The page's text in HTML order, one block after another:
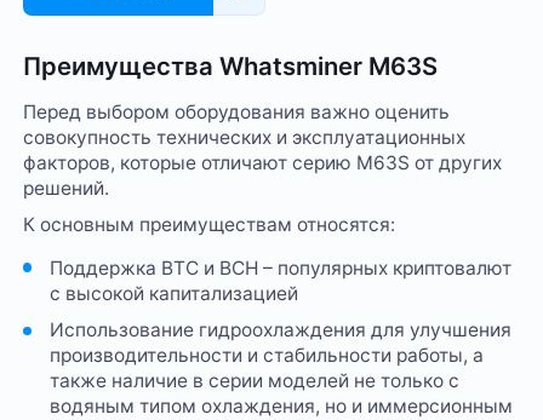
Преимущества Whatsminer M63S
Перед выбором оборудования важно оценить
совокупность технических и эксплуатационных
факторов, которые отличают серию M63S от других
решений.
К основным преимуществам относятся:
Поддержка BTC и BCH – популярных криптовалют
с высокой капитализацией
Использование гидроохлаждения для улучшения
производительности и стабильности работы, а
также наличие в серии моделей не только с
водяным типом охлаждения, но и иммерсионным